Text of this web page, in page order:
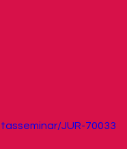
JUR-70033